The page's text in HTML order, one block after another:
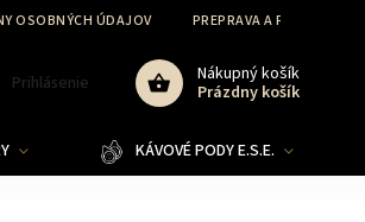
OSOBNÝCH ÚDAJOV PREPRAVA A PLATBA
Nákupný košík
Prázdny košík
Prihlásenie
KÁVOVÉ PODY E.S.E.